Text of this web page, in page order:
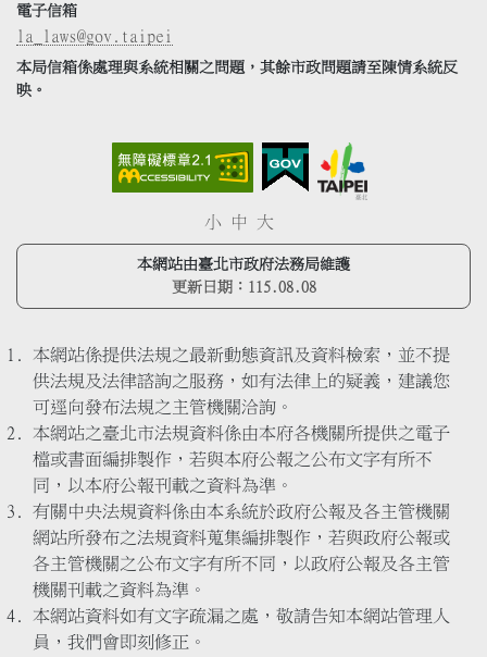
電子信箱
la_laws@gov.taipei
本局信箱係處理與系統相關之問題，其餘市政問題請至陳情系統反
映。
小 中 大
本網站由臺北市政府法務局維護
更新日期： 115.08.08
本網站係提供法規之最新動態資訊及資料檢索，並不提
供法規及法律諮詢之服務，如有法律上的疑義，建議您
可逕向發布法規之主管機關洽詢。
本網站之臺北市法規資料係由本府各機關所提供之電子
檔或書面編排製作，若與本府公報之公布文字有所不
同，以本府公報刊載之資料為準。
有關中央法規資料係由本系統於政府公報及各主管機關
網站所發布之法規資料蒐集編排製作，若與政府公報或
各主管機關之公布文字有所不同，以政府公報及各主管
機關刊載之資料為準。
本網站資料如有文字疏漏之處，敬請告知本網站管理人
員，我們會即刻修正。